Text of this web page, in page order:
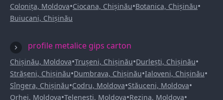
Colonița, Moldova•Ciocana, Chișinău•Botanica, Chișinău•
Buiucani, Chișinău
profile metalice gips carton
Chișinău, Moldova•Trușeni, Chișinău•Durlești, Chișinău•
Strășeni, Chișinău•Dumbrava, Chișinău•Ialoveni, Chișinău•
Sîngera, Chișinău•Codru, Moldova•Stăuceni, Moldova•
Orhei, Moldova•Telenești, Moldova•Rezina, Moldova•